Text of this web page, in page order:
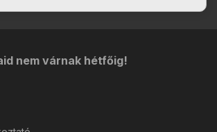
nem várnak hétfőig!